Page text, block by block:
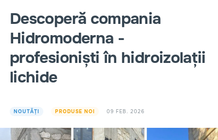
Descoperă compania
Hidromoderna -
profesioniști în hidroizolații
lichide
NOUTĂȚI PRODUSE NOI 09 FEB. 2026